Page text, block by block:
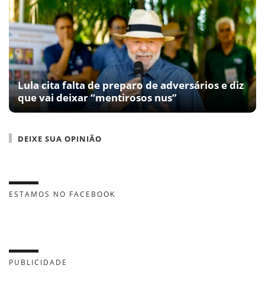
Lula cita falta de preparo de adversários e diz
que vai deixar “mentirosos nus”
DEIXE SUA OPINIÃO
ESTAMOS NO FACEBOOK
PUBLICIDADE